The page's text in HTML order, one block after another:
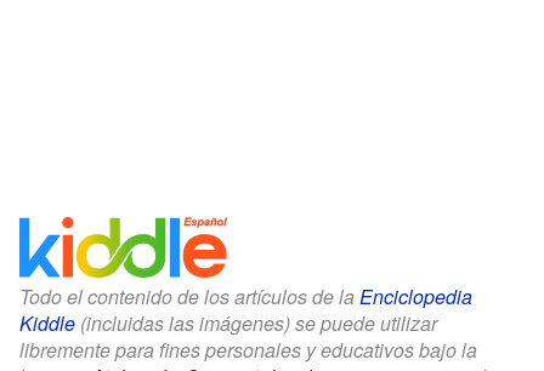
Todo el contenido de los artículos de la Enciclopedia
Kiddle (incluidas las imágenes) se puede utilizar
libremente para fines personales y educativos bajo la